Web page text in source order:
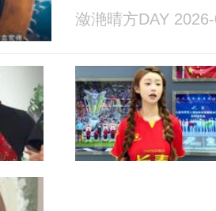
潋滟晴方DAY